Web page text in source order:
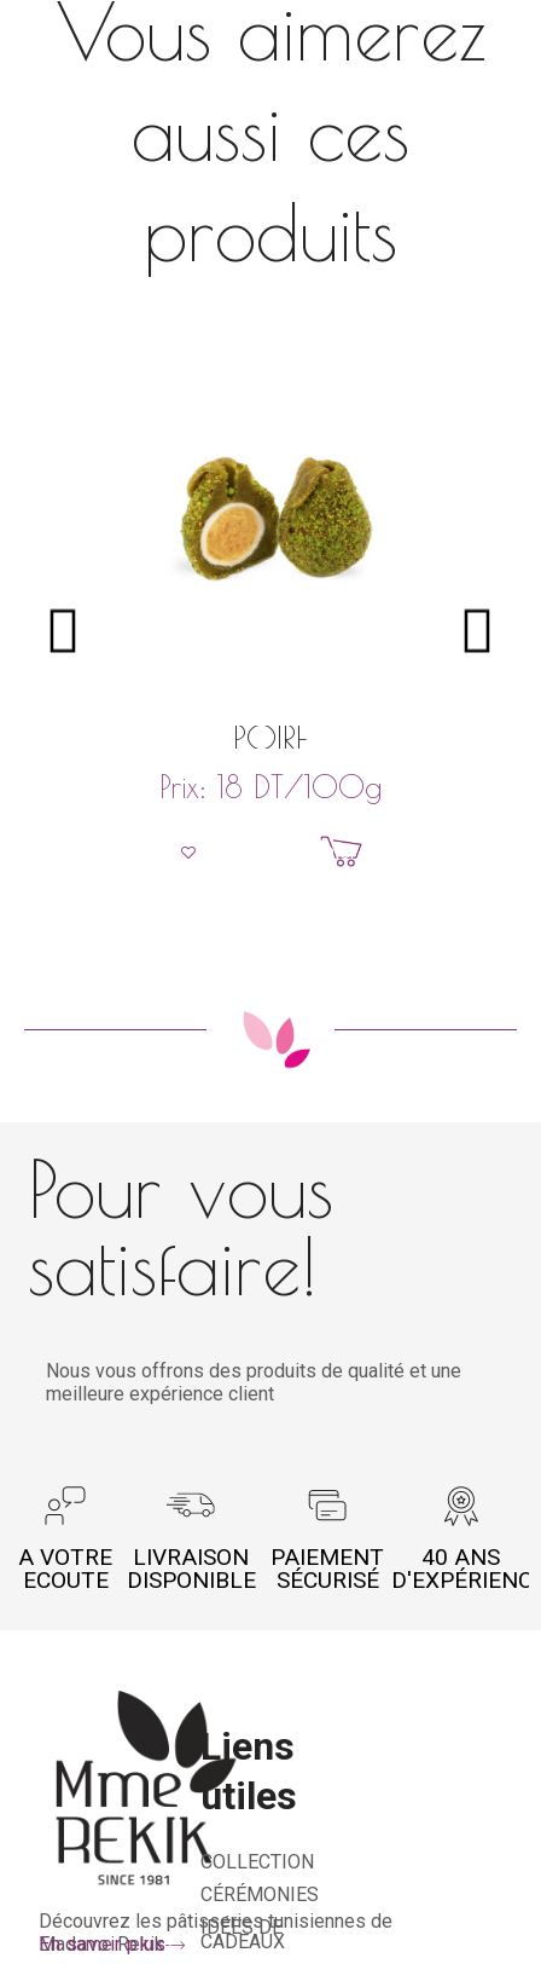
Vous aimerez
aussi ces
produits
POIRE
Prix: 18 DT/100g
Ajouter au panier
Pour vous
satisfaire!
Nous vous offrons des produits de qualité et une
meilleure expérience client
A VOTRE
ECOUTE
LIVRAISON
DISPONIBLE
PAIEMENT
SÉCURISÉ
40 ANS
Découvrez les pâtisseries tunisiennes de
Madame Rekik
En savoir plus
Liens
utiles
COLLECTION
CÉRÉMONIES
IDÉES DE
CADEAUX